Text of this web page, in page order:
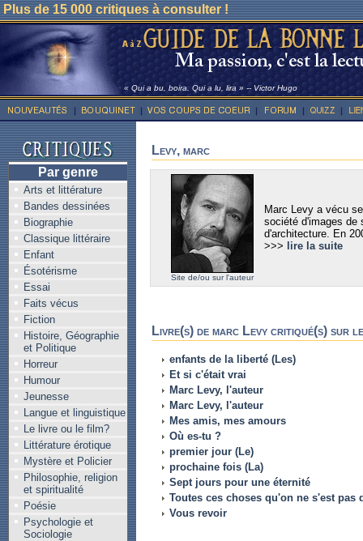
Plus de 15 000 critiques à consulter !
« Qui a bu, boira. Qui a lu, lira » -- Victor Hugo
Par genre
Arts et littérature
Bandes dessinées
Biographie
Classique littéraire
Enfant
Ésotérisme
Essai
Faits vécus
Fiction
Histoire, Géographie
et Politique
Horreur
Humour
Jeunesse
Langue et linguistique
Le livre ou le film?
Littérature érotique
Mystère et Policier
Philosophie, religion
et spiritualité
Poésie
Psychologie et
Sociologie
Levy, marc
Site de/ou sur l'auteur
Marc Levy a vécu
société d'images de
d'architecture. En
>>> lire la suite
Livre(s) de marc Levy critiqué(s) sur
enfants de la liberté (Les)
Et si c'était vrai
Marc Levy, l'auteur
Marc Levy, l'auteur
Mes amis, mes amours
Où es-tu ?
premier jour (Le)
prochaine fois (La)
Sept jours pour une éternité
Toutes ces choses qu'on ne s'est pas
Vous revoir